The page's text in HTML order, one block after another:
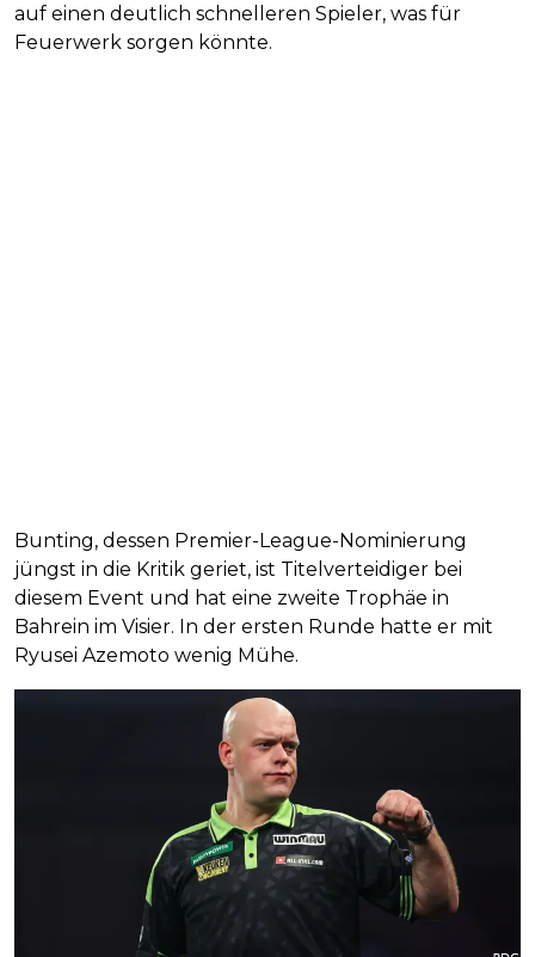
auf einen deutlich schnelleren Spieler, was für
Feuerwerk sorgen könnte.
Bunting, dessen Premier-League-Nominierung
jüngst in die Kritik geriet, ist Titelverteidiger bei
diesem Event und hat eine zweite Trophäe in
Bahrein im Visier. In der ersten Runde hatte er mit
Ryusei Azemoto wenig Mühe.